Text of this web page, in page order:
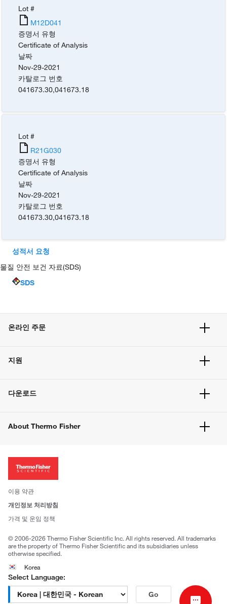
Lot #
M12D041
증명서 유형
Certificate of Analysis
날짜
Nov-29-2021
카탈로그 번호
041673.30,041673.18
Lot #
R21G030
증명서 유형
Certificate of Analysis
날짜
Nov-29-2021
카탈로그 번호
041673.30,041673.18
성적서 요청
물질 안전 보건 자료(SDS)
SDS
온라인 주문
주문 방법
벌크 주문
지원
고객 센터
웹사이트 개선사항
다운로드
About Thermo Fisher
투자자
사회적 책임
브랜드
이용 약관
개인정보 처리방침
가격 및 운임 정책
© 2006-2026 Thermo Fisher Scientific Inc. All rights reserved. All trademarks
are the property of Thermo Fisher Scientific and its subsidiaries unless
otherwise specified.
Korea
Select Language:
Go